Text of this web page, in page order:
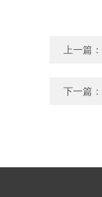
上一篇：
下一篇：